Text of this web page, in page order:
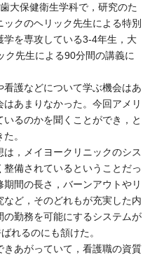
大保健衛生学科で，研究のた
クのヘリック先生による特別
を専攻している3-4年生，大
ク先生による90分間の講義に
護などについて学ぶ機会はあ
あまりなかった。今回アメリ
るのかを聞くことができ，と
。
，メイヨークリニックのシス
備されているということだっ
間の長さ，バーンアウトやリ
ど，そのどれもが充実した内
勤務を可能にするシステムが
れるのにも頷けた。
あがっていて，看護職の資質